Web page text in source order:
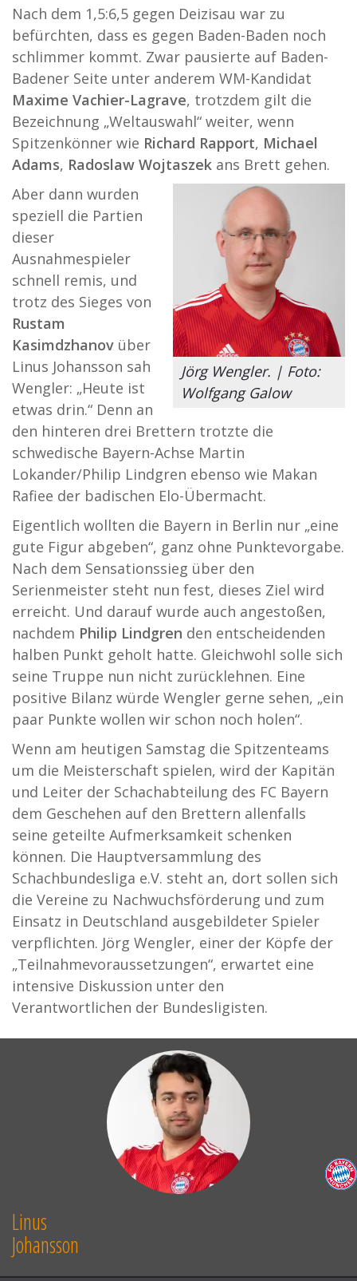
Nach dem 1,5:6,5 gegen Deizisau war zu
befürchten, dass es gegen Baden-Baden noch
schlimmer kommt. Zwar pausierte auf Baden-
Badener Seite unter anderem WM-Kandidat
Maxime Vachier-Lagrave, trotzdem gilt die
Bezeichnung „Weltauswahl“ weiter, wenn
Spitzenkönner wie Richard Rapport, Michael
Adams, Radoslaw Wojtaszek ans Brett gehen.
Jörg Wengler. | Foto:
Wolfgang Galow
Aber dann wurden
speziell die Partien
dieser
Ausnahmespieler
schnell remis, und
trotz des Sieges von
Rustam
Kasimdzhanov über
Linus Johansson sah
Wengler: „Heute ist
etwas drin.“ Denn an
den hinteren drei Brettern trotzte die
schwedische Bayern-Achse Martin
Lokander/Philip Lindgren ebenso wie Makan
Rafiee der badischen Elo-Übermacht.
Eigentlich wollten die Bayern in Berlin nur „eine
gute Figur abgeben“, ganz ohne Punktevorgabe.
Nach dem Sensationssieg über den
Serienmeister steht nun fest, dieses Ziel wird
erreicht. Und darauf wurde auch angestoßen,
nachdem Philip Lindgren den entscheidenden
halben Punkt geholt hatte. Gleichwohl solle sich
seine Truppe nun nicht zurücklehnen. Eine
positive Bilanz würde Wengler gerne sehen, „ein
paar Punkte wollen wir schon noch holen“.
Wenn am heutigen Samstag die Spitzenteams
um die Meisterschaft spielen, wird der Kapitän
und Leiter der Schachabteilung des FC Bayern
dem Geschehen auf den Brettern allenfalls
seine geteilte Aufmerksamkeit schenken
können. Die Hauptversammlung des
Schachbundesliga e.V. steht an, dort sollen sich
die Vereine zu Nachwuchsförderung und zum
Einsatz in Deutschland ausgebildeter Spieler
verpflichten. Jörg Wengler, einer der Köpfe der
„Teilnahmevoraussetzungen“, erwartet eine
intensive Diskussion unter den
Verantwortlichen der Bundesligisten.
Linus
Johansson